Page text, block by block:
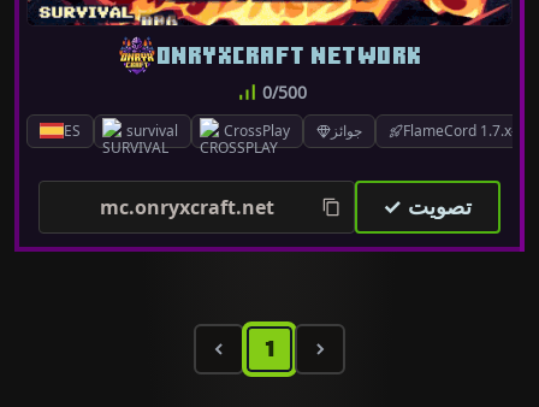
ES survival CrossPlay جوائز FlameCord 1.7.x-
ONRYXCRAFT NETWORK
0/500
mc.onryxcraft.net ✓ تصويت
1